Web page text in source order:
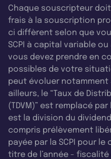
Chaque souscripteur
frais à la souscription
ci diffèrent selon que
SCPI à capital variable
vous devez prendre en
possibles de votre
peut évoluer notamment
ailleurs, le “Taux de
(TDVM)” est remplacé
est la division du
compris prélèvement
payée par la SCPI pour le
titre de l’année -